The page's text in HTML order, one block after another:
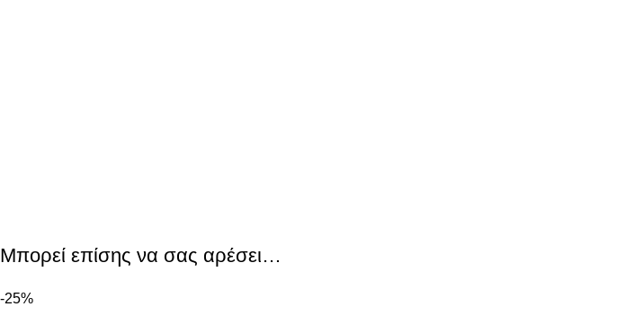
Μπορεί επίσης να σας αρέσει…
-25%